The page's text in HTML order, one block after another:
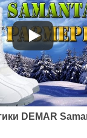
DEMAR